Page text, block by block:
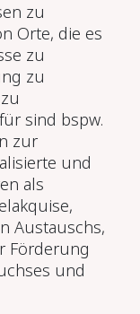
zu
Orte, die es
zu
zu
sind bspw.
zur
und
als
Austauschs,
Förderung
und